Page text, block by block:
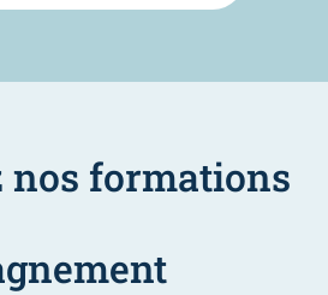
nos formations